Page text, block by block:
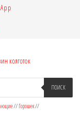
магазин
Naja Street тонкие,
чулки, лосиныПОИСК
//Горошек//